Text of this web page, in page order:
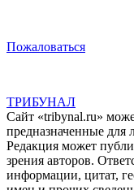
Пожаловаться
ТРИБУНАЛ
Сайт «tribynal.ru»
предназначенные для
Редакция может
зрения авторов.
информации, цитат,